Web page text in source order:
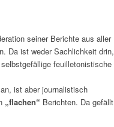
seiner Berichte aus aller
Da ist weder Sachlichkeit drin,
feuilletonistische
ist aber journalistisch
„flachen“ Berichten. Da gefällt